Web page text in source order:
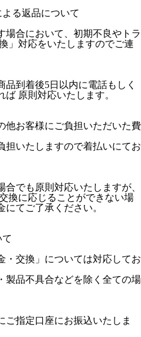
る返品について
場合において、初期不良やトラ
」対応をいたしますのでご連
到着後5日以内に電話もしく
原則対応いたします。
他お客様にご負担いただいた費
いたしますので着払いにてお
でも原則対応いたしますが、
換に応じることができない場
てご了承ください。
・交換」については対応してお
品不具合などを除く全ての場
ご指定口座にお振込いたしま